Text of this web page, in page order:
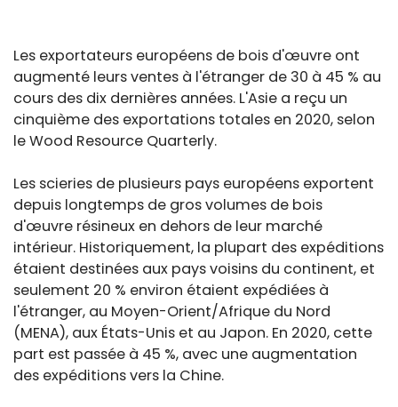
Les exportateurs européens de bois d'œuvre ont
augmenté leurs ventes à l'étranger de 30 à 45 % au
cours des dix dernières années. L'Asie a reçu un
cinquième des exportations totales en 2020, selon
le Wood Resource Quarterly.
Les scieries de plusieurs pays européens exportent
depuis longtemps de gros volumes de bois
d'œuvre résineux en dehors de leur marché
intérieur. Historiquement, la plupart des expéditions
étaient destinées aux pays voisins du continent, et
seulement 20 % environ étaient expédiées à
l'étranger, au Moyen-Orient/Afrique du Nord
(MENA), aux États-Unis et au Japon. En 2020, cette
part est passée à 45 %, avec une augmentation
des expéditions vers la Chine.